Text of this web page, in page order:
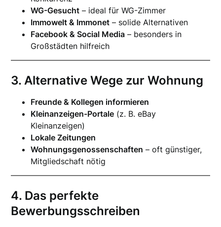
WG-Gesucht – ideal für WG-Zimmer
Immowelt & Immonet – solide Alternativen
Facebook & Social Media – besonders in
Großstädten hilfreich
3. Alternative Wege zur Wohnung
Freunde & Kollegen informieren
Kleinanzeigen-Portale (z. B. eBay
Kleinanzeigen)
Lokale Zeitungen
Wohnungsgenossenschaften – oft günstiger,
Mitgliedschaft nötig
4. Das perfekte
Bewerbungsschreiben